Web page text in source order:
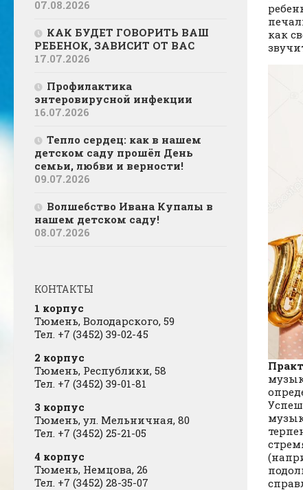
как
07.08.2026
КАК БУДЕТ ГОВОРИТЬ ВАШ
РЕБЕНОК, ЗАВИСИТ ОТ ВАС
17.07.2026
Профилактика
энтеровирусной инфекции
16.07.2026
Тепло сердец: как в нашем
детском саду прошёл День
семьи, любви и верности!
09.07.2026
Волшебство Ивана Купалы в
нашем детском саду!
08.07.2026
КОНТАКТЫ
1 корпус
Тюмень, Володарского, 59
Тел. +7 (3452) 39-02-45
2 корпус
Тюмень, Республики, 58
Тел. +7 (3452) 39-01-81
3 корпус
Тюмень, ул. Мельничная, 80
Тел. +7 (3452) 25-21-05
4 корпус
Тюмень, Немцова, 26
Тел. +7 (3452) 28-35-07